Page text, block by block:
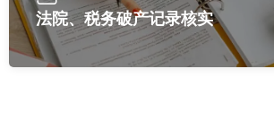
法院、税务破产记录核实